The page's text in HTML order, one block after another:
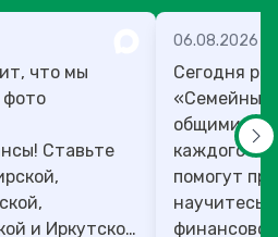
что мы
фото
и Иркутской
06.08.2026
Сегодня
«Семейный
общими
каждого»!
помогут
научитесь: